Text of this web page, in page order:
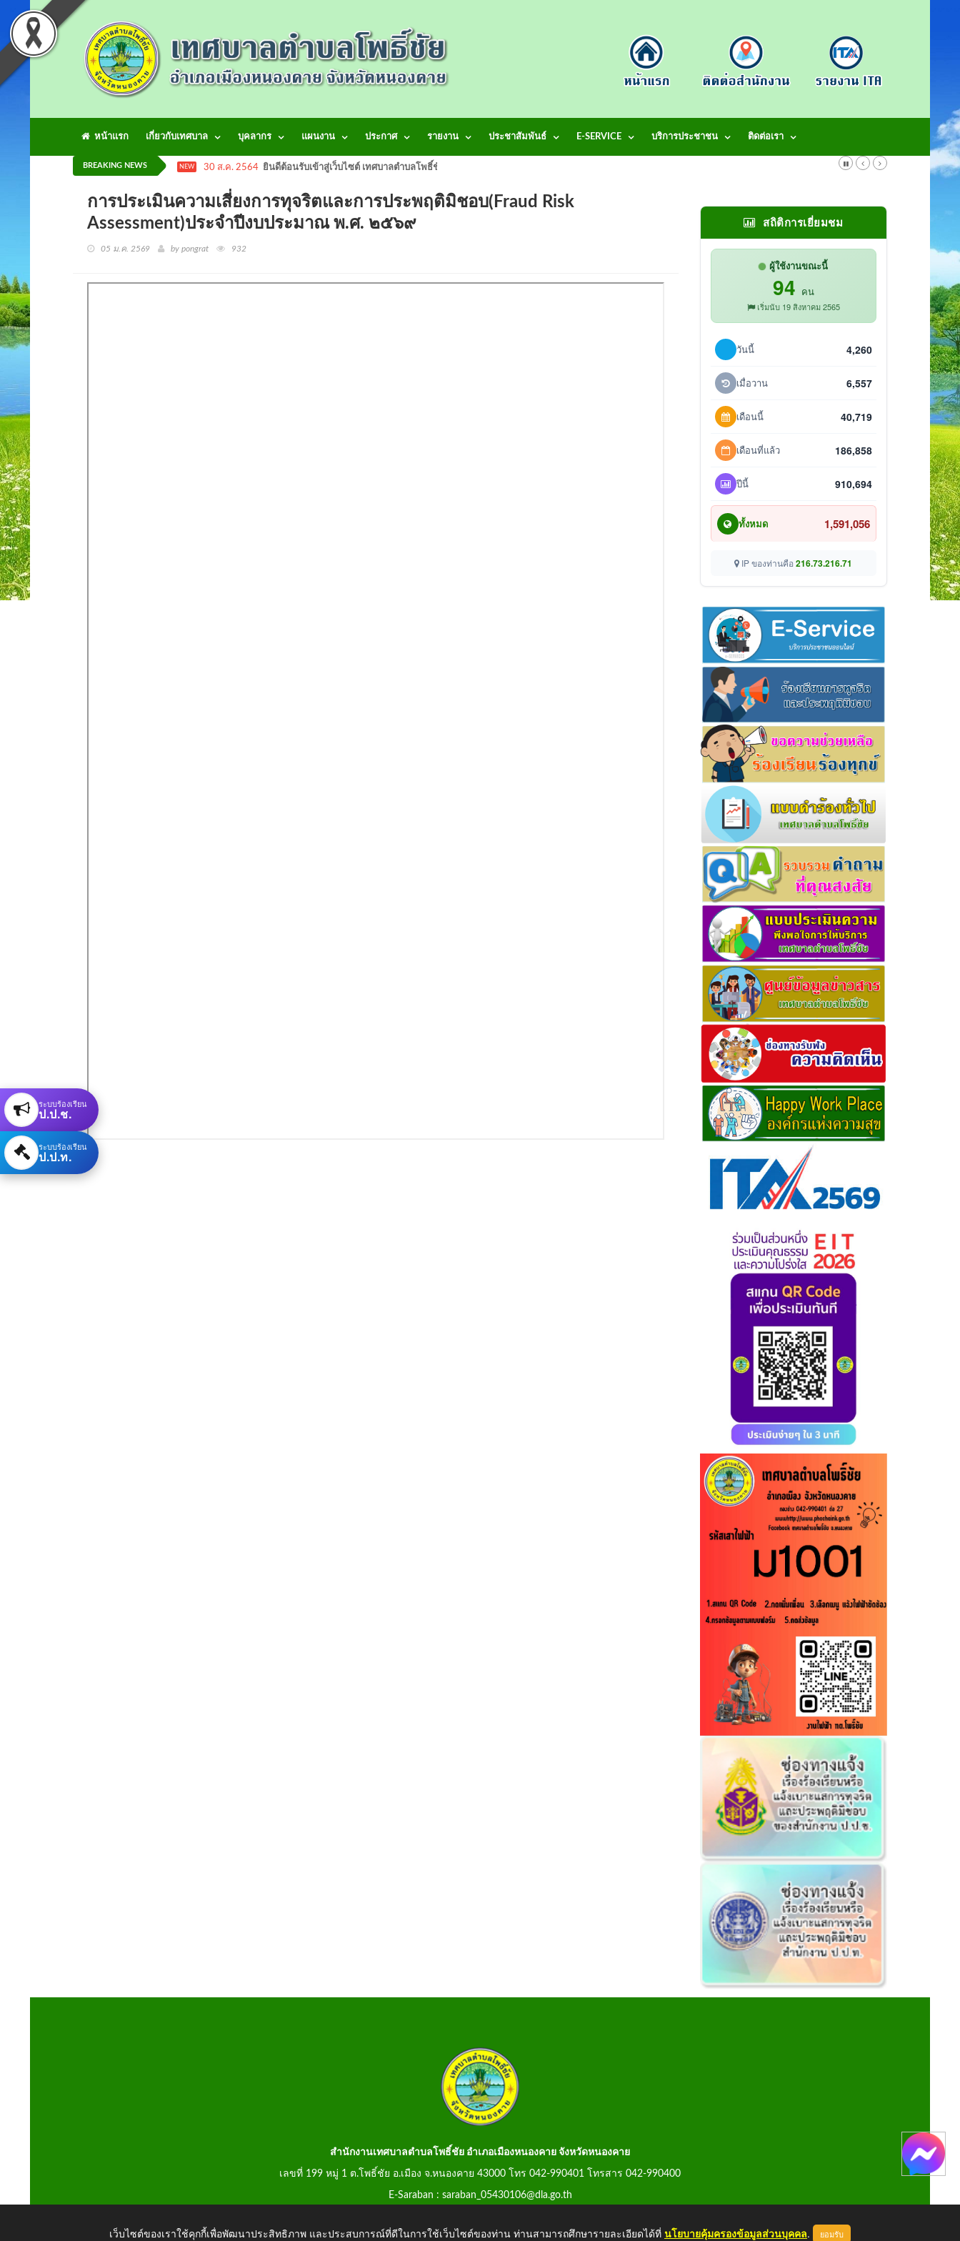
หน้าแรก เกี่ยวกับเทศบาล บุคลากร แผนงาน ประกาศ รายงาน ประชาสัมพันธ์ E-SERVICE บริการประชาชน ติดต่อเรา
BREAKING NEWS NEW 30 ส.ค. 2564 ยินดีต้อนรับเข้าสู่เว็บไซต์ เทศบาลตำบลโพธิ์ชัย
การประเมินความเสี่ยงการทุจริตและการประพฤติมิชอบ(Fraud Risk
Assessment)ประจำปีงบประมาณ พ.ศ. ๒๕๖๙
05 ม.ค. 2569 by pongrat 932
สถิติการเยี่ยมชม
ผู้ใช้งานขณะนี้
94 คน
เริ่มนับ 19 สิงหาคม 2565
วันนี้ 4,260
เมื่อวาน 6,557
เดือนนี้ 40,719
เดือนที่แล้ว 186,858
ปีนี้ 910,694
ทั้งหมด 1,591,056
IP ของท่านคือ216.73.216.71
สำนักงานเทศบาลตำบลโพธิ์ชัย อำเภอเมืองหนองคาย จังหวัดหนองคาย
เลขที่ 199 หมู่ 1 ต.โพธิ์ชัย อ.เมือง จ.หนองคาย 43000 โทร 042-990401 โทรสาร 042-990400
E-Saraban : saraban_05430106@dla.go.th
ระบบร้องเรียน
ป.ป.ช.
ระบบร้องเรียน
ป.ป.ท.
เว็บไซต์ของเราใช้คุกกี้เพื่อพัฒนาประสิทธิภาพ และประสบการณ์ที่ดีในการใช้เว็บไซต์ของท่าน ท่านสามารถศึกษารายละเอียดได้ที่ นโยบายคุ้มครองข้อมูลส่วนบุคคล. ยอมรับ